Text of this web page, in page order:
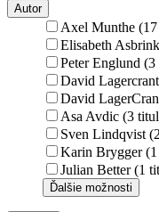
Autor
Axel Munthe
Elisabeth
Peter Englund
David
David
Asa Avdic (3
Sven Lindqvist
Karin Brygger
Julian Better (1
Ďalšie možnosti